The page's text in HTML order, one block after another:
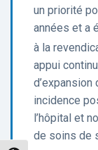
un priorité
années et a
à la
appui
d’expansion
incidence
l’hôpital et
de soins de